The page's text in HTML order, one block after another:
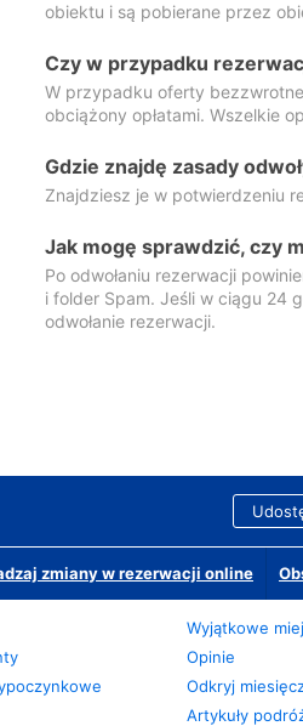
obiektu i są pobierane przez
Czy w przypadku
W przypadku oferty
obciążony opłatami. Wszelkie
Gdzie znajdę zasady
Znajdziesz je w potwierdzeniu
Jak mogę sprawdzić, czy
Po odwołaniu rezerwacji
i folder Spam. Jeśli w ciągu 24
odwołanie rezerwacji.
zmiany w rezerwacji online
Wyjątkowe
Opinie
Odkryj
Artykuły